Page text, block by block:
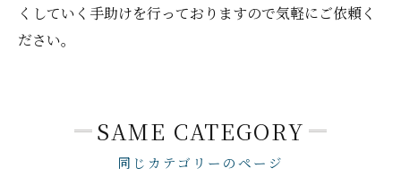
くしていく手助けを行っておりますので気軽にご依頼く
ださい。
同じカテゴリーのページ
SAME CATEGORY